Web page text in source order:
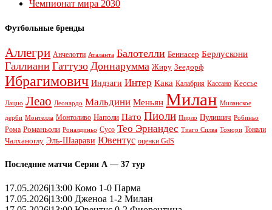
Чемпионат мира 2030
Футбольные бренды
Аллегри Анчелотти Аталанта Балотелли Беннасер Берлускони
Галлиани Гаттузо Доннарумма Жиру Зеедорф
Ибрагимович Индзаги Интер Кака Калабрия Кассано Кессье
Лацио Леао Леонардо Мальдини Меньян Милан Миланское
дерби Монтелла Монтоливо Наполи Пато Пиоли Пирло Пулишич Робиньо
Рома Романьоли Роналдиньо Сусо Тео Эрнандес Тиаго Силва Томори Тонали
Чалханоглу Эль-Шаарави Ювентус оценки GdS
Последние матчи Серии А — 37 тур
17.05.2026|13:00 Комо 1-0 Парма
17.05.2026|13:00 Дженоа 1-2 Милан